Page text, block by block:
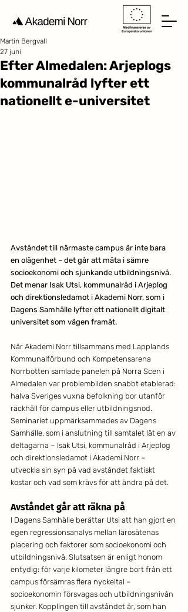
Efter Almedalen: Arjeplogs
kommunalråd lyfter ett
nationellt e-universitet
Martin Bergvall
27 juni
Avståndet till närmaste campus är inte bara
en olägenhet – det går att mäta i sämre
socioekonomi och sjunkande utbildningsnivå.
Det menar Isak Utsi, kommunalråd i Arjeplog
och direktionsledamot i Akademi Norr, som i
Dagens Samhälle lyfter ett nationellt digitalt
universitet som vägen framåt.
När Akademi Norr tillsammans med Lapplands
Kommunalförbund och Kompetensarena
Norrbotten samlade panelen på Norra Scen i
Almedalen var problembilden snabbt etablerad:
halva Sveriges vuxna befolkning bor utanför
räckhåll för campus eller utbildningsnod.
Seminariet uppmärksammades av Dagens
Samhälle, som i anslutning till samtalet lät en av
deltagarna – Isak Utsi, kommunalråd i Arjeplog
och direktionsledamot i Akademi Norr –
utveckla sin syn på vad avståndet faktiskt
kostar och vad som krävs för att ändra på det.
Avståndet går att räkna på
I Dagens Samhälle berättar Utsi att han gjort en
egen regressionsanalys mellan lärosätenas
placering och faktorer som socioekonomi och
utbildningsnivå. Slutsatsen är enligt honom
entydig: för varje kilometer längre bort från ett
campus försämras flera nyckeltal –
socioekonomin försvagas och utbildningsnivån
sjunker. Kopplingen till avståndet är, som han